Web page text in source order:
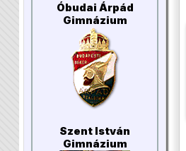
Óbudai Árpád
Gimnázium
Szent István
Gimnázium